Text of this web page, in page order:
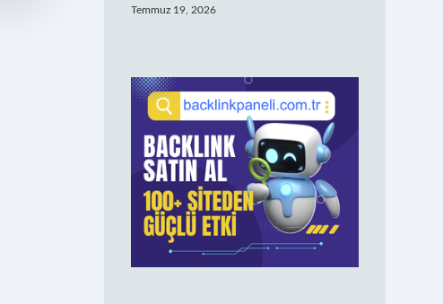
Temmuz 19, 2026